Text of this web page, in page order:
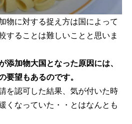
物に対する捉え方は国によって
することは難しいことと思いま
添加物大国となった原因には、
要望もあるのです。
を認可した結果、気が付いた時
くなっていた・・とはなんとも